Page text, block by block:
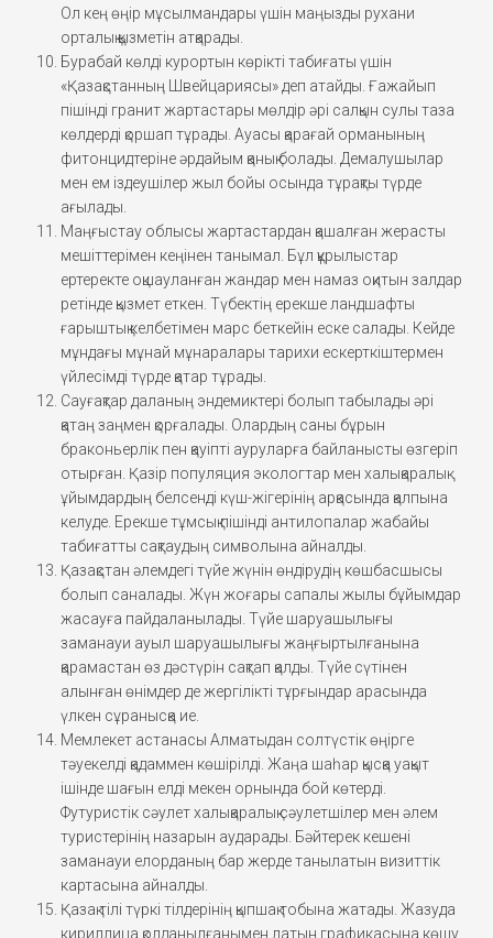
Ол кең өңір мұсылмандары үшін маңызды рухани
орталық қызметін атқарады.
Бурабай көлді курортын көрікті табиғаты үшін
«Қазақстанның Швейцариясы» деп атайды. Ғажайып
пішінді гранит жартастары мөлдір әрі салқын сулы таза
көлдерді қоршап тұрады. Ауасы қарағай орманының
фитонцидтеріне әрдайым қанық болады. Демалушылар
мен ем іздеушілер жыл бойы осында тұрақты түрде
ағылады.
Маңғыстау облысы жартастардан қашалған жерасты
мешіттерімен кеңінен танымал. Бұл құрылыстар
ертеректе оқшауланған жандар мен намаз оқитын залдар
ретінде қызмет еткен. Түбектің ерекше ландшафты
ғарыштық келбетімен марс беткейін еске салады. Кейде
мұндағы мұнай мұнаралары тарихи ескерткіштермен
үйлесімді түрде қатар тұрады.
Сауғақтар даланың эндемиктері болып табылады әрі
қатаң заңмен қорғалады. Олардың саны бұрын
браконьерлік пен қауіпті ауруларға байланысты өзгеріп
отырған. Қазір популяция экологтар мен халықаралық
ұйымдардың белсенді күш-жігерінің арқасында қалпына
келуде. Ерекше тұмсық пішінді антилопалар жабайы
табиғатты сақтаудың символына айналды.
Қазақстан әлемдегі түйе жүнін өндірудің көшбасшысы
болып саналады. Жүн жоғары сапалы жылы бұйымдар
жасауға пайдаланылады. Түйе шаруашылығы
заманауи ауыл шаруашылығы жаңғыртылғанына
қарамастан өз дәстүрін сақтап қалды. Түйе сүтінен
алынған өнімдер де жергілікті тұрғындар арасында
үлкен сұранысқа ие.
Мемлекет астанасы Алматыдан солтүстік өңірге
тәуекелді қадаммен көшірілді. Жаңа шаһар қысқа уақыт
ішінде шағын елді мекен орнында бой көтерді.
Футуристік сәулет халықаралық сәулетшілер мен әлем
туристерінің назарын аударады. Бәйтерек кешені
заманауи елорданың бар жерде танылатын визиттік
картасына айналды.
Қазақ тілі түркі тілдерінің қыпшақ тобына жатады. Жазуда
кириллица қолданылғанымен латын графикасына көшу